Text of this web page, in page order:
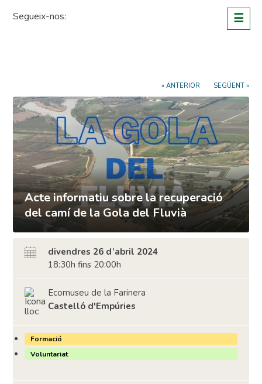
Segueix-nos: ☰
« ANTERIOR SEGÜENT »
Acte informatiu sobre la recuperació
del camí de la Gola del Fluvià
divendres 26 d’abril 2024
18:30h fins 20:00h
Ecomuseu de la Farinera
Castelló d'Empúries
Formació
Voluntariat